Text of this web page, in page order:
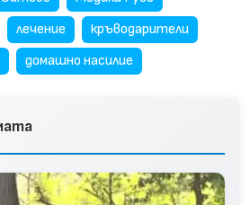
лечение
кръводарители
домашно насилие